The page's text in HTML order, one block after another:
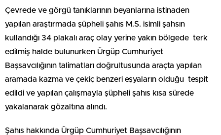
Çevrede ve görgü tanıklarının beyanlarına istinaden
yapılan araştırmada şüpheli şahıs M.S. isimli şahsın
kullandığı 34 plakalı araç olay yerine yakın bölgede terk
edilmiş halde bulunurken Ürgüp Cumhuriyet
Başsavcılığının talimatları doğrultusunda araçta yapılan
aramada kazma ve çekiç benzeri eşyaların olduğu tespit
edildi ve yapılan çalışmayla şüpheli şahıs kısa sürede
yakalanarak gözaltına alındı.
Şahıs hakkında Ürgüp Cumhuriyet Başsavcılığının